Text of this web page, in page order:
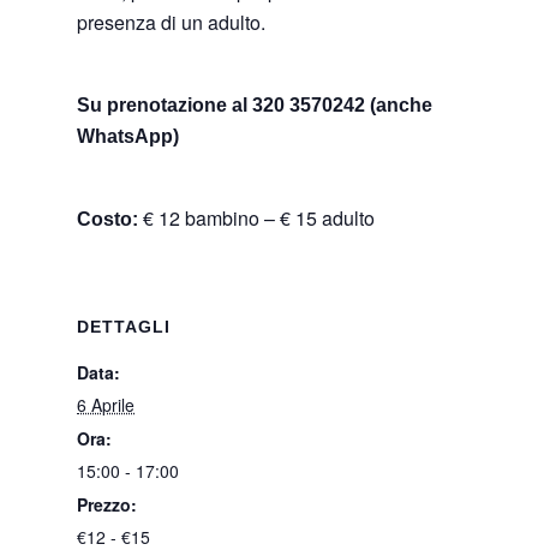
presenza di un adulto.
Su prenotazione al 320 3570242 (anche
WhatsApp)
Costo: € 12 bambino – € 15 adulto
DETTAGLI
Data:
6 Aprile
Ora:
15:00 - 17:00
Prezzo:
€12 - €15